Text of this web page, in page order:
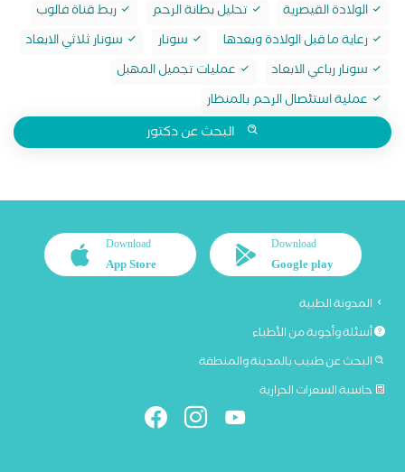
الولادة القيصرية
تحليل بطانة الرحم
ربط قناة فالوب
رعاية ما قبل الولادة وبعدها
سونار
سونار ثلاثي الابعاد
سونار رباعي الابعاد
عمليات تجميل المهبل
عملية استئصال الرحم بالمنظار
البحث عن دكتور
Download
Google play
Download
App Store
المدونة الطبية
أسئلة وأجوبة من الأطباء
البحث عن طبيب بالمدينة والمنطقة
حاسبة السعرات الحرارية